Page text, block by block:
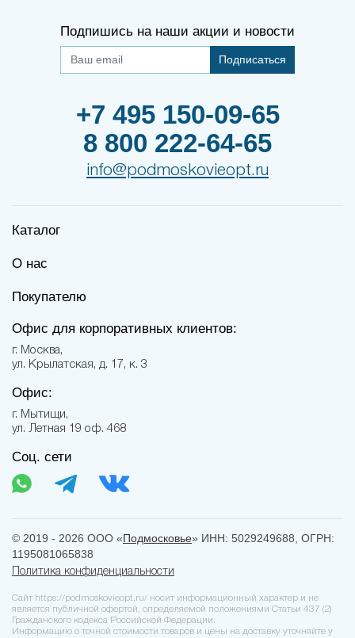
Подпишись на наши акции и новости
Подписаться
+7 495 150-09-65
8 800 222-64-65
info@podmoskovieopt.ru
Каталог
О нас
Покупателю
Офис для корпоративных клиентов:
г. Москва,
ул. Крылатская, д. 17, к. 3
Офис:
г. Мытищи,
ул. Летная 19 оф. 468
Соц. сети
© 2019 - 2026 ООО «Подмосковье» ИНН: 5029249688, ОГРН:
1195081065838
Политика конфиденциальности
Сайт https://podmoskovieopt.ru/ носит информационный характер и не
является публичной офертой, определяемой положениями Статьи 437 (2)
Гражданского кодекса Российской Федерации.
Информацию о точной стоимости товаров и цены на доставку уточняйте у